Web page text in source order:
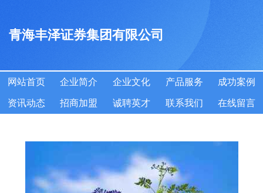
青海丰泽证券集团有限公司
网站首页 企业简介 企业文化 产品服务 成功案例
资讯动态 招商加盟 诚聘英才 联系我们 在线留言